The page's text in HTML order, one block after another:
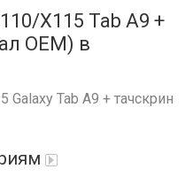
X115 Tab A9 +
OEM) в
Tab A9 + тачскрин